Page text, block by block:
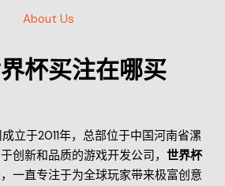
About Us
杯买注在哪买
立于2011年，总部位于中国河南省漯
创新和品质的游戏开发公司， 世界杯
一直专注于为全球玩家带来极富创意